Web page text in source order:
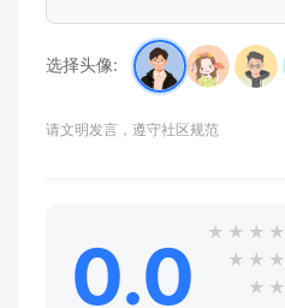
选择头像:
请文明发言，遵守社区规范
0.0 ★ ★ ★ ★
★ ★ ★
★ ★